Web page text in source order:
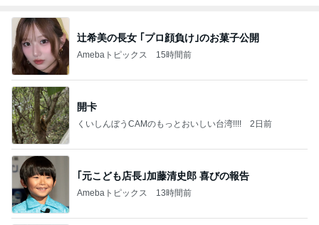
辻希美の長女 ｢プロ顔負け｣のお菓子公開
Amebaトピックス 15時間前
開卡
くいしんぼうCAMのもっとおいしい台湾!!!! 2日前
｢元こども店長｣加藤清史郎 喜びの報告
Amebaトピックス 13時間前